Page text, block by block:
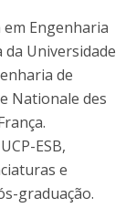
em Engenharia
da Universidade
de
Nationale des
ESB,
e
graduação.